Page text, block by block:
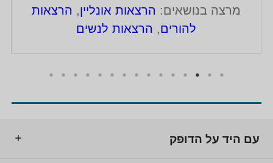
מרצה בנושאים: הרצאות אונליין, הרצאות
להורים, הרצאות לנשים
עם היד על הדופק